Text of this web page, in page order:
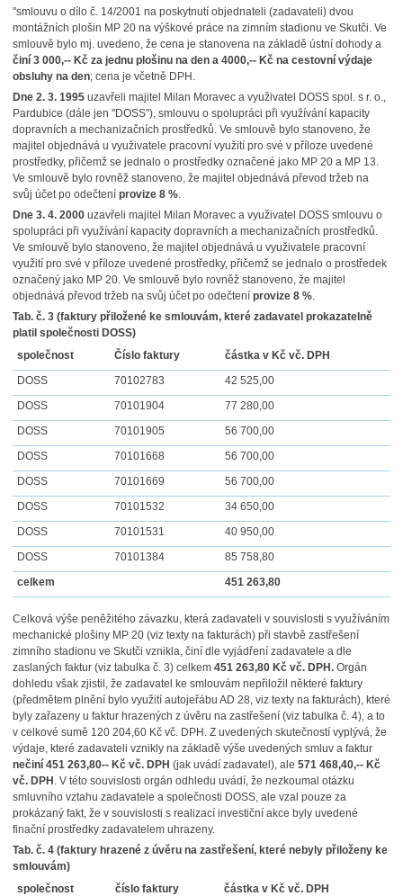
"smlouvu o dílo č. 14/2001 na poskytnutí objednateli (zadavateli) dvou
montážních plošin MP 20 na výškové práce na zimním stadionu ve Skutči. Ve
smlouvě bylo mj. uvedeno, že cena je stanovena na základě ústní dohody a
činí 3 000,-- Kč za jednu plošinu na den a 4000,-- Kč na cestovní výdaje
obsluhy na den; cena je včetně DPH.
Dne 2. 3. 1995uzavřeli majitel Milan Moravec a využivatel DOSS spol. s r. o.,
Pardubice (dále jen "DOSS"), smlouvu o spolupráci při využívání kapacity
dopravních a mechanizačních prostředků. Ve smlouvě bylo stanoveno, že
majitel objednává u využivatele pracovní využití pro své v příloze uvedené
prostředky, přičemž se jednalo o prostředky označené jako MP 20 a MP 13.
Ve smlouvě bylo rovněž stanoveno, že majitel objednává převod tržeb na
svůj účet po odečtení provize 8 %.
Dne 3. 4. 2000uzavřeli majitel Milan Moravec a využivatel DOSS smlouvu o
spolupráci při využívání kapacity dopravních a mechanizačních prostředků.
Ve smlouvě bylo stanoveno, že majitel objednává u využivatele pracovní
využití pro své v příloze uvedené prostředky, přičemž se jednalo o prostředek
označený jako MP 20. Ve smlouvě bylo rovněž stanoveno, že majitel
objednává převod tržeb na svůj účet po odečtení provize 8 %.
Tab. č. 3 (faktury přiložené ke smlouvám, které zadavatel prokazatelně
platil společnosti DOSS)
společnost
Číslo faktury
částka v Kč vč. DPH
DOSS
70102783
42 525,00
DOSS
70101904
77 280,00
DOSS
70101905
56 700,00
DOSS
70101668
56 700,00
DOSS
70101669
56 700,00
DOSS
70101532
34 650,00
DOSS
70101531
40 950,00
DOSS
70101384
85 758,80
celkem
451 263,80
Celková výše peněžitého závazku, která zadavateli v souvislosti s využíváním
mechanické plošiny MP 20 (viz texty na fakturách) při stavbě zastřešení
zimního stadionu ve Skutči vznikla, činí dle vyjádření zadavatele a dle
zaslaných faktur (viz tabulka č. 3) celkem 451 263,80 Kč vč. DPH.Orgán
dohledu však zjistil, že zadavatel ke smlouvám nepřiložil některé faktury
(předmětem plnění bylo využití autojeřábu AD 28, viz texty na fakturách), které
byly zařazeny u faktur hrazených z úvěru na zastřešení (viz tabulka č. 4), a to
v celkové sumě 120 204,60 Kč vč. DPH. Z uvedených skutečností vyplývá, že
výdaje, které zadavateli vznikly na základě výše uvedených smluv a faktur
nečiní 451 263,80-- Kč vč. DPH (jak uvádí zadavatel), ale 571 468,40,-- Kč
vč. DPH . V této souvislosti orgán odhledu uvádí, že nezkoumal otázku
smluvního vztahu zadavatele a společnosti DOSS, ale vzal pouze za
prokázaný fakt, že v souvislosti s realizací investiční akce byly uvedené
finační prostředky zadavatelem uhrazeny.
Tab. č. 4 (faktury hrazené z úvěru na zastřešení, které nebyly přiloženy ke
smlouvám)
společnost
číslo faktury
částka v Kč vč. DPH